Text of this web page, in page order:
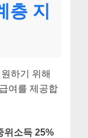
층 지
하기 위해
여를 제공합
위소득 25%